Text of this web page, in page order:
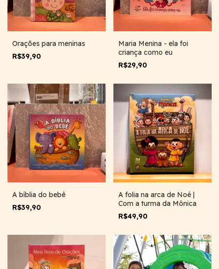
Orações para meninas
R$39,90
Maria Menina - ela foi
criança como eu
R$29,90
A bíblia do bebê
R$39,90
A folia na arca de Noé |
Com a turma da Mônica
R$49,90